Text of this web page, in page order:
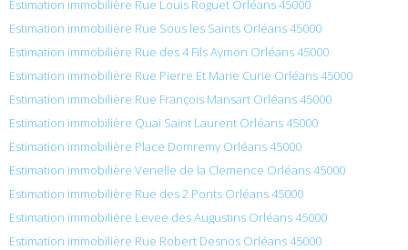
Estimation immobilière Rue Louis Roguet Orléans 45000
Estimation immobilière Rue Sous les Saints Orléans 45000
Estimation immobilière Rue des 4 Fils Aymon Orléans 45000
Estimation immobilière Rue Pierre Et Marie Curie Orléans 45000
Estimation immobilière Rue François Mansart Orléans 45000
Estimation immobilière Quai Saint Laurent Orléans 45000
Estimation immobilière Place Domremy Orléans 45000
Estimation immobilière Venelle de la Clemence Orléans 45000
Estimation immobilière Rue des 2 Ponts Orléans 45000
Estimation immobilière Levee des Augustins Orléans 45000
Estimation immobilière Rue Robert Desnos Orléans 45000